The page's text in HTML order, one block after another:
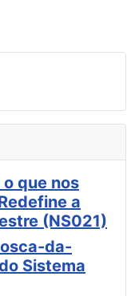
que nos
a
(NS021)
da-
Sistema